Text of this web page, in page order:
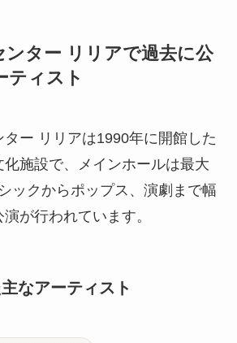
ンター リリアで過去に公
ティスト
ター リリアは1990年に開館した
施設で、メインホールは最大
ックからポップス、演劇まで幅
が行われています。
なアーティスト